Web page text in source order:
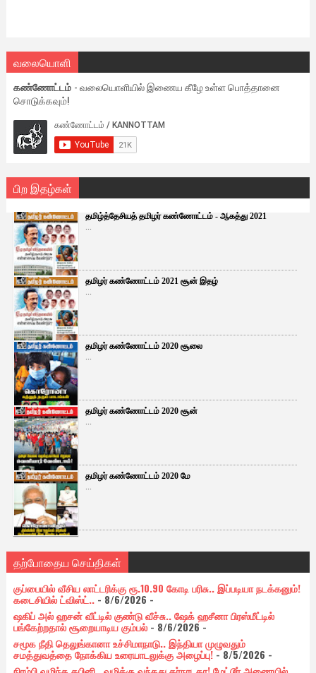
வலையொளி
கண்ணோட்டம் - வலையொளியில் இணைய கீழே உள்ள பொத்தானை
சொடுக்கவும்!
பிற இதழ்கள்
தமிழ்த்தேசியத் தமிழர் கண்ணோட்டம் - ஆகத்து 2021
...
தமிழர் கண்ணோட்டம் 2021 சூன் இதழ்
...
தமிழர் கண்ணோட்டம் 2020 சூலை
...
தமிழர் கண்ணோட்டம் 2020 சூன்
...
தமிழர் கண்ணோட்டம் 2020 மே
...
தற்போதைய செய்திகள்
குப்பையில் வீசிய லாட்டரிக்கு ரூ.10.90 கோடி பரிசு.. இப்படியா நடக்கனும்!
கடைசியில் ட்விஸ்ட்..- 8/6/2026 -
ஷகிப் அல் ஹசன் வீட்டில் குண்டு வீச்சு.. ஷேக் ஹசீனா பிரஸ்மீட்டில்
பங்கேற்றதால் சூறையாடிய கும்பல்- 8/6/2026-
சமூக நீதி தெலுங்கானா உச்சிமாநாடு.. இந்தியா முழுவதும்
சமத்துவத்தை நோக்கிய உரையாடலுக்கு அழைப்பு!- 8/5/2026 -